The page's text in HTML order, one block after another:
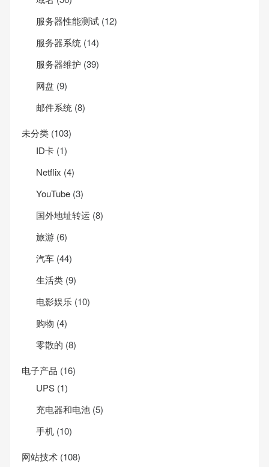
服务器性能测试 (12)
服务器系统 (14)
服务器维护 (39)
网盘 (9)
邮件系统 (8)
未分类 (103)
ID卡 (1)
Net­flix (4)
YouTube (3)
国外地址转运 (8)
旅游 (6)
汽车 (44)
生活类 (9)
电影娱乐 (10)
购物 (4)
零散的 (8)
电子产品 (16)
UPS (1)
充电器和电池 (5)
手机 (10)
网站技术 (108)